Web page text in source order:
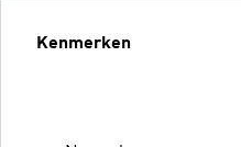
Kenmerken